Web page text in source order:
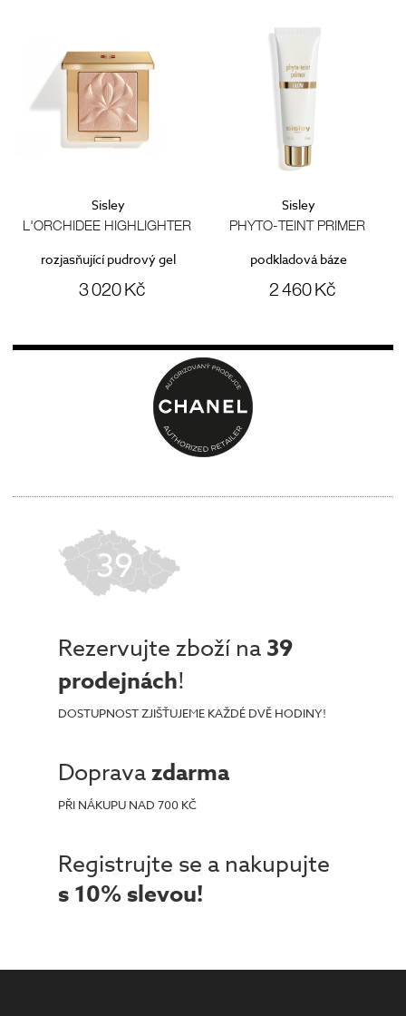
Sisley
L'ORCHIDEE HIGHLIGHTER
rozjasňující pudrový gel
3 020 Kč
Sisley
PHYTO-TEINT PRIMER
podkladová báze
2 460 Kč
39
Rezervujte zboží na 39
prodejnách!
DOSTUPNOST ZJIŠŤUJEME KAŽDÉ DVĚ HODINY!
Dopravazdarma
PŘI NÁKUPU NAD 700 KČ
Registrujte se a nakupujte
s 10% slevou!